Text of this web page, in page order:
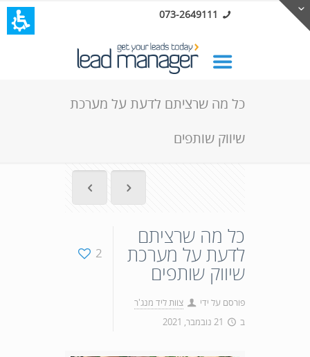
073-2649111
כל מה שרציתם לדעת על מערכת
שיווק שותפים
2
כל מה שרציתם
לדעת על מערכת
שיווק שותפים
פורסם על ידי
צוות ליד מנג'ר
ב
21 נובמבר, 2021